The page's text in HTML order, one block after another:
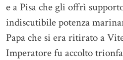
e a Pisa che gli offrì
indiscutibile potenza
Papa che si era ritirato a
Imperatore fu accolto